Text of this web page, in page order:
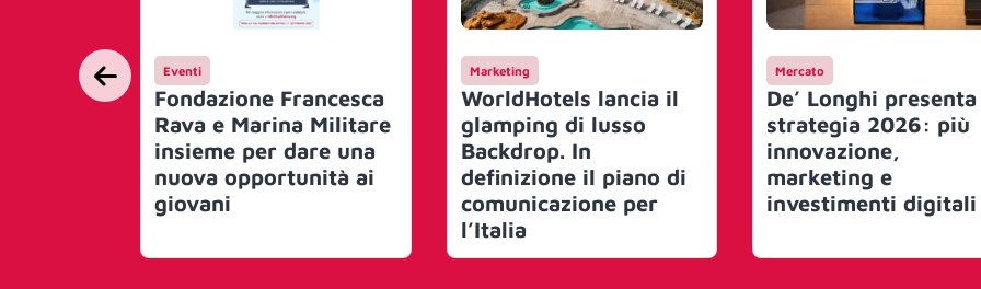
Eventi
Fondazione Francesca
Rava e Marina Militare
insieme per dare una
nuova opportunità ai
giovani
Marketing
WorldHotels lancia il
glamping di lusso
Backdrop. In
definizione il piano di
comunicazione per
l’Italia
Mercato
De’ Longhi
strategia 2026: più
innovazione,
marketing e
investimenti digitali